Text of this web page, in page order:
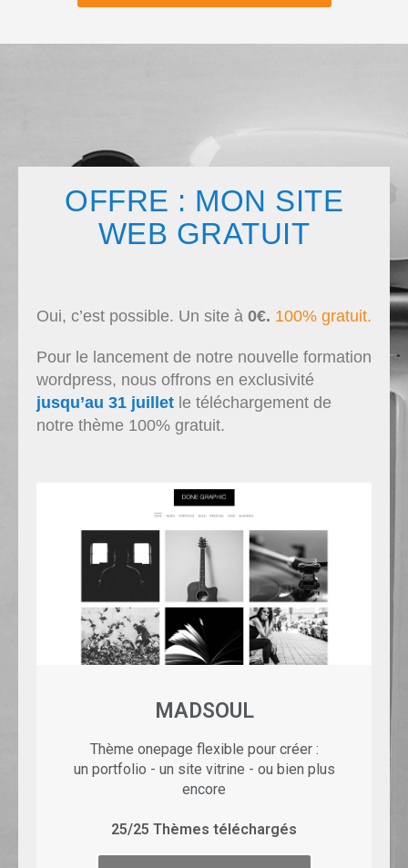
OFFRE : MON SITE
WEB GRATUIT
Oui, c’est possible. Un site à 0€. 100% gratuit.
Pour le lancement de notre nouvelle formation
wordpress, nous offrons en exclusivité
jusqu’au 31 juillet le téléchargement de
notre thème 100% gratuit.
MADSOUL
Thème onepage flexible pour créer :
un portfolio - un site vitrine - ou bien plus
encore
25/25 Thèmes téléchargés